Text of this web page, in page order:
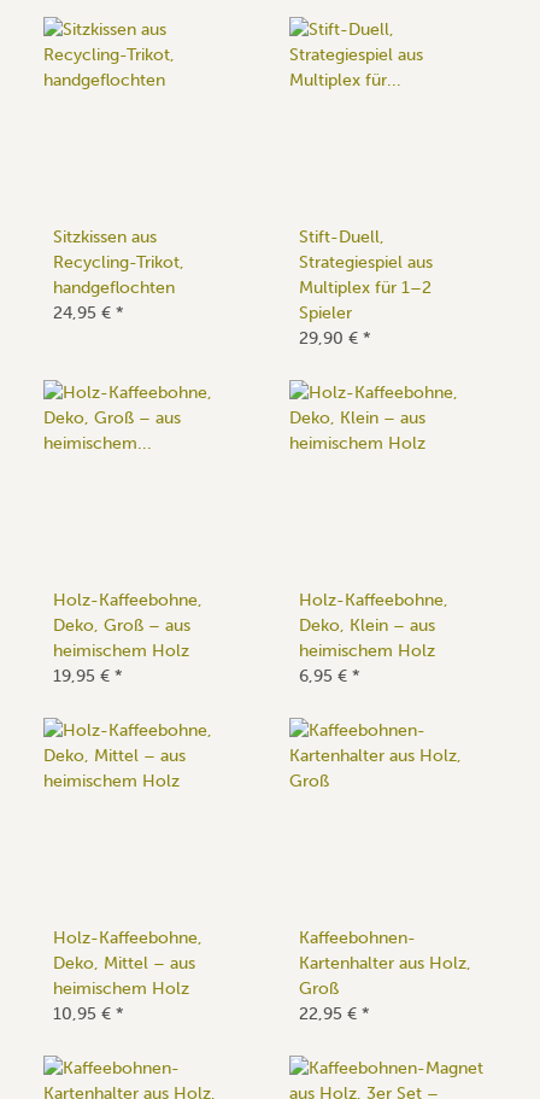
Sitzkissen aus
Recycling-Trikot,
handgeflochten
24,95 € *
Stift-Duell,
Strategiespiel aus
Multiplex für 1–2
Spieler
29,90 € *
Holz-Kaffeebohne,
Deko, Groß – aus
heimischem Holz
19,95 € *
Holz-Kaffeebohne,
Deko, Klein – aus
heimischem Holz
6,95 € *
Holz-Kaffeebohne,
Deko, Mittel – aus
heimischem Holz
10,95 € *
Kaffeebohnen-
Kartenhalter aus Holz,
Groß
22,95 € *